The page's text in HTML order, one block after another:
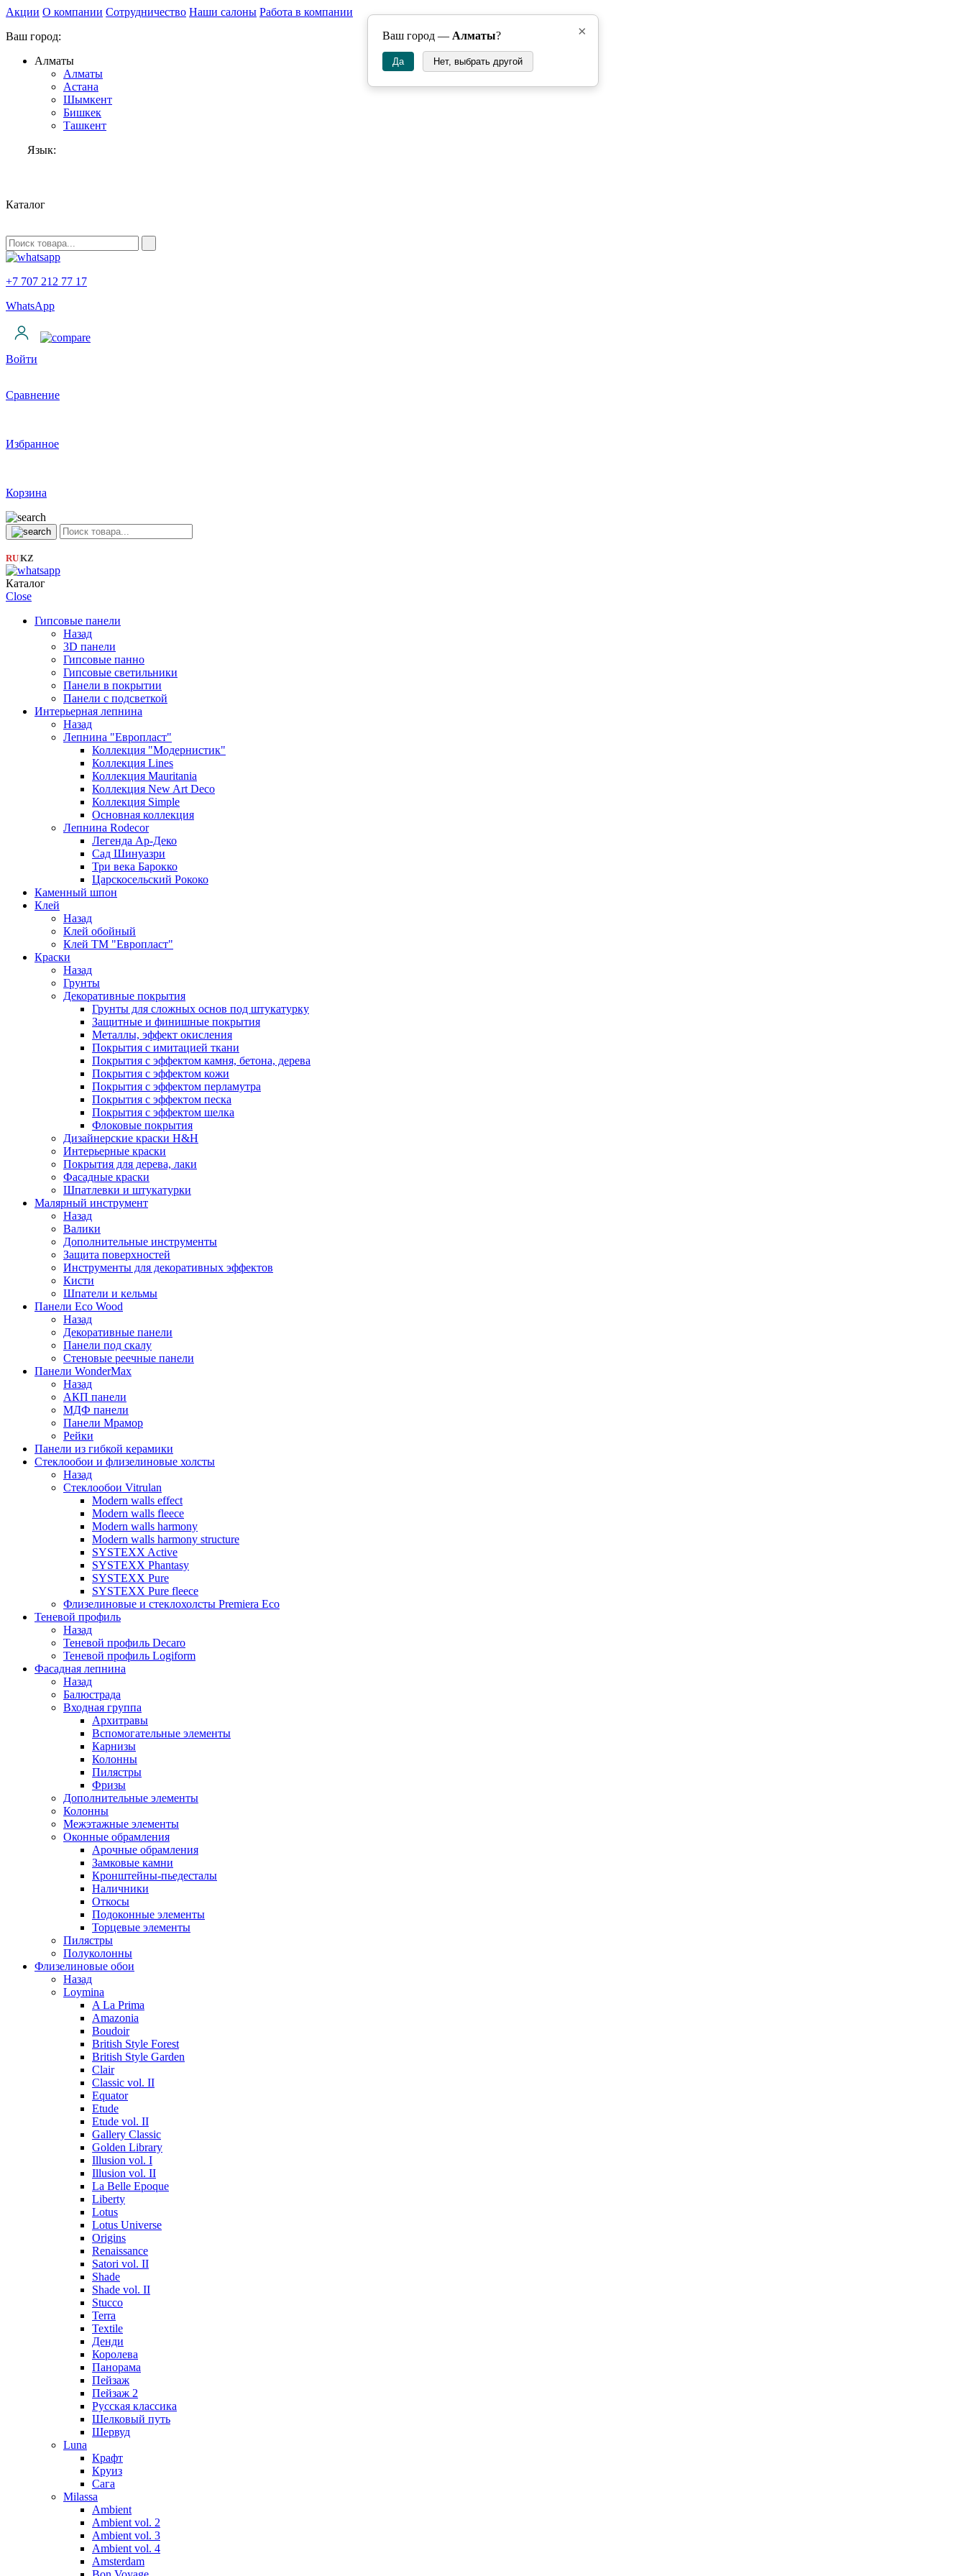
×
Ваш город — Алматы?
Да Нет, выбрать другой
Акции О компании Сотрудничество Наши салоны Работа в компании
Ваш город:
Алматы
Алматы
Астана
Шымкент
Бишкек
Ташкент
Язык:
Каталог
+7 707 212 77 17
WhatsApp
Войти
Сравнение
Избранное
Корзина
RU|KZ
Каталог
Close
Гипсовые панели
Назад
3D панели
Гипсовые панно
Гипсовые светильники
Панели в покрытии
Панели с подсветкой
Интерьерная лепнина
Назад
Лепнина "Европласт"
Коллекция "Модернистик"
Коллекция Lines
Коллекция Mauritania
Коллекция New Art Deco
Коллекция Simple
Основная коллекция
Лепнина Rodecor
Легенда Ар-Деко
Сад Шинуазри
Три века Барокко
Царскосельский Рококо
Каменный шпон
Клей
Назад
Клей обойный
Клей ТМ "Европласт"
Краски
Назад
Грунты
Декоративные покрытия
Грунты для сложных основ под штукатурку
Защитные и финишные покрытия
Металлы, эффект окисления
Покрытия с имитацией ткани
Покрытия с эффектом камня, бетона, дерева
Покрытия с эффектом кожи
Покрытия с эффектом перламутра
Покрытия с эффектом песка
Покрытия с эффектом шелка
Флоковые покрытия
Дизайнерские краски H&H
Интерьерные краски
Покрытия для дерева, лаки
Фасадные краски
Шпатлевки и штукатурки
Малярный инструмент
Назад
Валики
Дополнительные инструменты
Защита поверхностей
Инструменты для декоративных эффектов
Кисти
Шпатели и кельмы
Панели Eco Wood
Назад
Декоративные панели
Панели под скалу
Стеновые реечные панели
Панели WonderMax
Назад
АКП панели
МДФ панели
Панели Мрамор
Рейки
Панели из гибкой керамики
Стеклообои и флизелиновые холсты
Назад
Стеклообои Vitrulan
Modern walls effect
Modern walls fleece
Modern walls harmony
Modern walls harmony structure
SYSTEXX Active
SYSTEXX Phantasy
SYSTEXX Pure
SYSTEXX Pure fleece
Флизелиновые и стеклохолсты Premiera Eco
Теневой профиль
Назад
Теневой профиль Decaro
Теневой профиль Logiform
Фасадная лепнина
Назад
Балюстрада
Входная группа
Архитравы
Вспомогательные элементы
Карнизы
Колонны
Пилястры
Фризы
Дополнительные элементы
Колонны
Межэтажные элементы
Оконные обрамления
Арочные обрамления
Замковые камни
Кронштейны-пьедесталы
Наличники
Откосы
Подоконные элементы
Торцевые элементы
Пилястры
Полуколонны
Флизелиновые обои
Назад
Loymina
A La Prima
Amazonia
Boudoir
British Style Forest
British Style Garden
Clair
Classic vol. II
Equator
Etude
Etude vol. II
Gallery Classic
Golden Library
Illusion vol. I
Illusion vol. II
La Belle Epoque
Liberty
Lotus
Lotus Universe
Origins
Renaissance
Satori vol. II
Shade
Shade vol. II
Stucco
Terra
Textile
Денди
Королева
Панорама
Пейзаж
Пейзаж 2
Русская классика
Шелковый путь
Шервуд
Luna
Крафт
Круиз
Сага
Milassa
Ambient
Ambient vol. 2
Ambient vol. 3
Ambient vol. 4
Amsterdam